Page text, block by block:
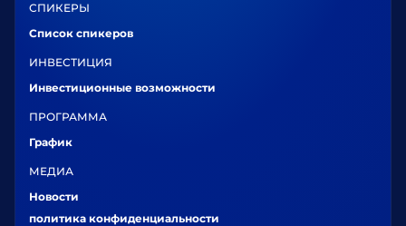
СПИКЕРЫ
Список спикеров
ИНВЕСТИЦИЯ
Инвестиционные возможности
ПРОГРАММА
График
МЕДИА
Новости
политика конфиденциальности